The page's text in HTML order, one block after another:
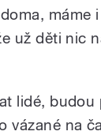
máme
už děti nic
lidé, budou
vázané na